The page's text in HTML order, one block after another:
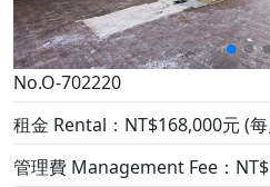
No.O-702220
租金 Rental：NT$168,000元 (
管理費 Management Fee：